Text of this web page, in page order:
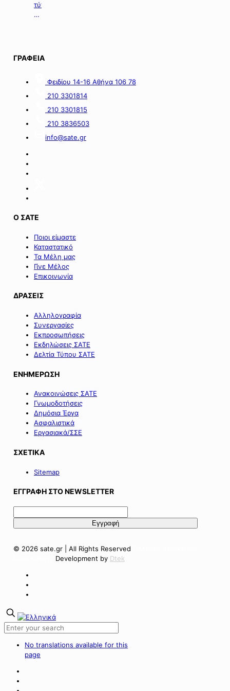
επιχειρήσεις
της
Σαμοθράκης».
τύπου
της
ΓΡΑΦΕΙΑ
Φειδίου 14-16 Αθήνα 106 78
210 3301814
210 3301815
210 3836503
info@sate.gr
Ο ΣΑΤΕ
Ποιοι είμαστε
Καταστατικό
Τα Μέλη μας
Γίνε Μέλος
Επικοινωνία
ΔΡΑΣΕΙΣ
Αλληλογραφία
Συνεργασίες
Εκπροσωπήσεις
Εκδηλώσεις ΣΑΤΕ
Δελτία Τύπου ΣΑΤΕ
ΕΝΗΜΕΡΩΣΗ
Ανακοινώσεις ΣΑΤΕ
Γνωμοδοτήσεις
Δημόσια Έργα
Ασφαλιστικά
Εργασιακά/ΣΣΕ
ΣΧΕΤΙΚΑ
Sitemap
ΕΓΓΡΑΦΗ ΣΤΟ NEWSLETTER
© 2026 sate.gr | All Rights Reserved
Development by Dtek
No translations available for this
page